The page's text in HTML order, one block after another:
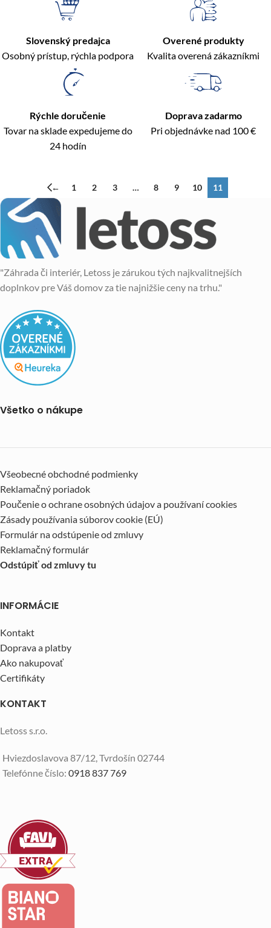
Slovenský predajca
Osobný prístup, rýchla podpora
Overené produkty
Kvalita overená zákazníkmi
Rýchle doručenie
Tovar na sklade expedujeme do
24 hodín
Doprava zadarmo
Pri objednávke nad 100 €
← 1 2 3 … 8 9 10 11
"Záhrada či interiér, Letoss je zárukou tých najkvalitnejších
doplnkov pre Váš domov za tie najnižšie ceny na trhu."
Všetko o nákupe
Všeobecné obchodné podmienky
Reklamačný poriadok
Poučenie o ochrane osobných údajov a používaní cookies
Zásady používania súborov cookie (EÚ)
Formulár na odstúpenie od zmluvy
Reklamačný formulár
Odstúpiť od zmluvy tu
INFORMÁCIE
Kontakt
Doprava a platby
Ako nakupovať
Certifikáty
KONTAKT
Letoss s.r.o.
Hviezdoslavova 87/12, Tvrdošín 02744
Telefónne číslo: 0918 837 769